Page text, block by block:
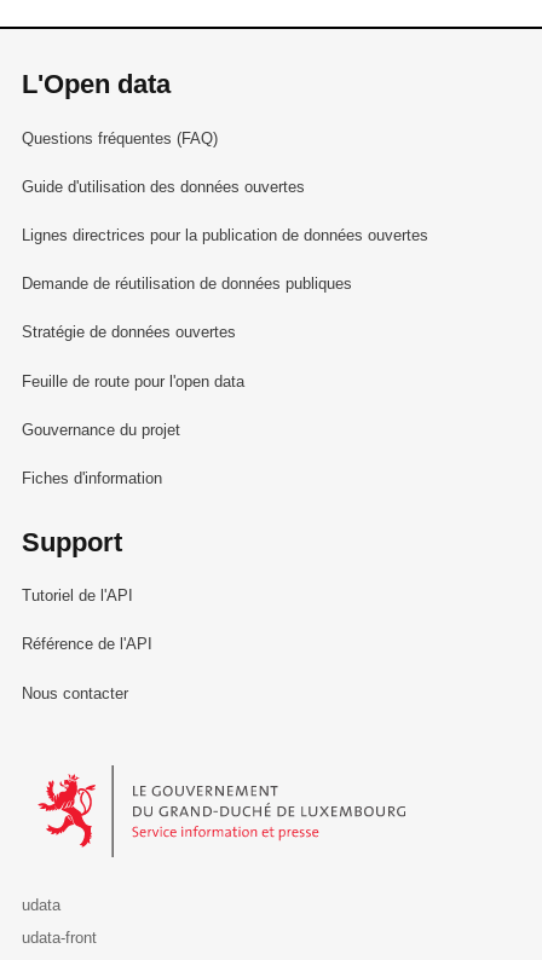
L'Open data
Questions fréquentes (FAQ)
Guide d'utilisation des données ouvertes
Lignes directrices pour la publication de données ouvertes
Demande de réutilisation de données publiques
Stratégie de données ouvertes
Feuille de route pour l'open data
Gouvernance du projet
Fiches d'information
Support
Tutoriel de l'API
Référence de l'API
Nous contacter
Le Gouvernement du Grand-Duché de Luxembourg - Service
udata
udata-front